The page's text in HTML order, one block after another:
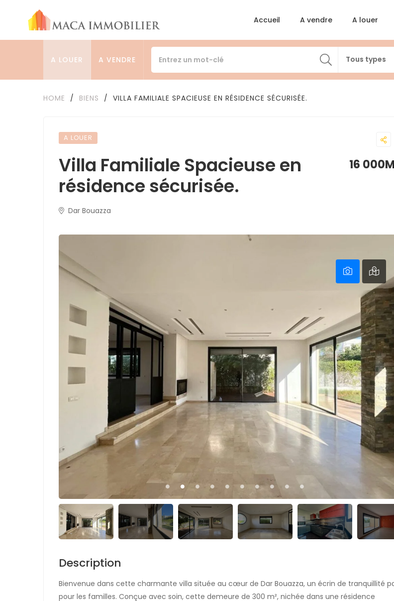
Accueil A vendre A louer
A LOUER A VENDRE Tous types
HOME / BIENS / VILLA FAMILIALE SPACIEUSE EN RÉSIDENCE SÉCURISÉE.
A LOUER
Villa Familiale Spacieuse en
résidence sécurisée.
Dar Bouazza
16
Description
Bienvenue dans cette charmante villa située au cœur de Dar Bouazza, un écrin de tranquillité
pour les familles. Conçue avec soin, cette demeure de 300 m², nichée dans une résidence